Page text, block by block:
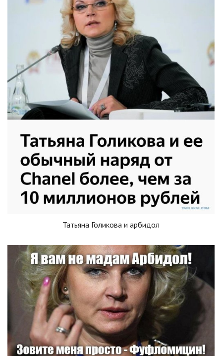
Татьяна Голикова и арбидол